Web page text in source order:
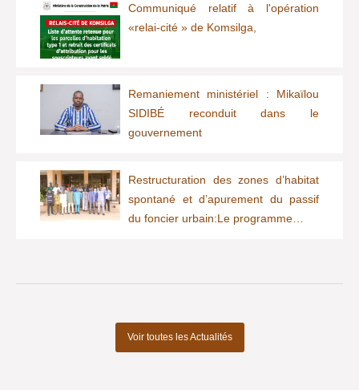
Communiqué relatif à l'opération
«relai-cité » de Komsilga,
Remaniement ministériel : Mikaïlou
SIDIBÉ reconduit dans le
gouvernement
Restructuration des zones d’habitat
spontané et d’apurement du passif
du foncier urbain:Le programme…
Voir toutes les Actualités